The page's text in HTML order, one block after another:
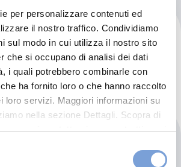
per personalizzare contenuti ed
il nostro traffico. Condividiamo
sul modo in cui utilizza il nostro sito
che si occupano di analisi dei dati
i quali potrebbero combinarle con
ha fornito loro o che hanno raccolto
loro servizi. Maggiori informazioni su
nella sezione Dettagli. Scopra di
può contattarci e come trattiamo i
del sito nella sezione "Informativa
Dental
Diagnostic